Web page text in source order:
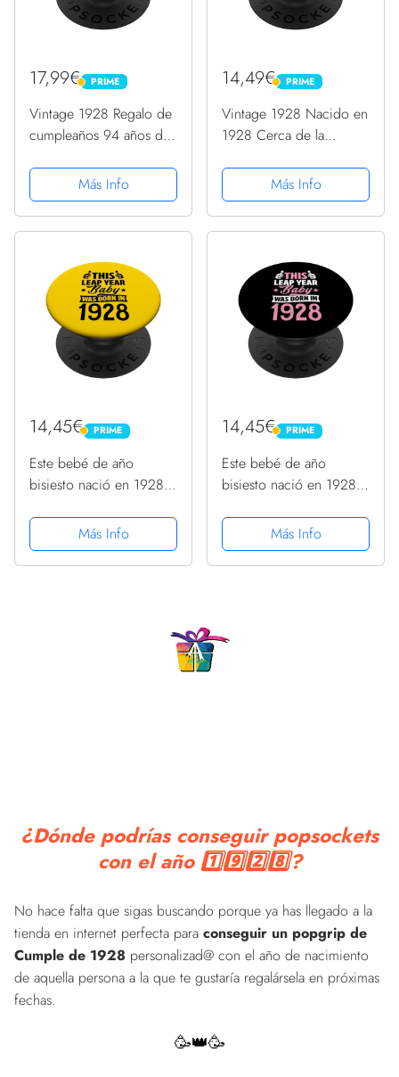
17,99€ PRIME
PRIME
Vintage 1928 Regalo de
cumpleaños 94 años de
PopSockets PopGrip
Intercambiable
Más Info
14,49€ PRIME
PRIME
Vintage 1928 Nacido en
1928 Cerca de la
Cumpleaños PopSockets
PopGrip Intercambiable
Más Info
14,45€ PRIME
PRIME
Este bebé de año
bisiesto nació en 1928
PopSockets PopGrip
Intercambiable
Más Info
14,45€ PRIME
PRIME
Este bebé de año
bisiesto nació en 1928
PopSockets PopGrip
Intercambiable
Más Info
¿Dónde podrías conseguir popsockets
con el año 1️⃣9️⃣2️⃣8️⃣?
No hace falta que sigas buscando porque ya has llegado a la
tienda en internet perfecta para conseguir un popgrip de
Cumple de 1928 personalizad@ con el año de nacimiento
de aquella persona a la que te gustaría regalársela en próximas
fechas.
🥳👑🥳